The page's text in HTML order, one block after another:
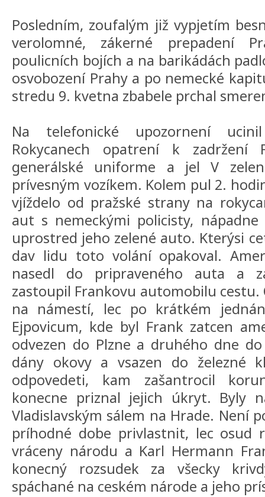
Posledním, zoufalým již vypjetím
verolomné, zákerné prepadení
poulicních bojích a na barikádách
osvobození Prahy a po nemecké
stredu 9. kvetna zbabele prchal
Na telefonické upozornení
Rokycanech opatrení k
generálské uniforme a jel V
prívesným vozíkem. Kolem pul 2.
vjíždelo od pražské strany na
aut s nemeckými policisty,
uprostred jeho zelené auto. Kterýsi
dav lidu toto volání opakoval.
nasedl do pripraveného auta a
zastoupil Frankovu automobilu cestu.
na námestí, lec po krátkém
Ejpovicum, kde byl Frank zatcen
odvezen do Plzne a druhého dne
dány okovy a vsazen do železné
odpovedeti, kam zašantrocil
konecne priznal jejich úkryt. Byly
Vladislavským sálem na Hrade. Není
príhodné dobe privlastnit, lec osud
vráceny národu a Karl Hermann
konecný rozsudek za všecky
spáchané na ceském národe a jeho